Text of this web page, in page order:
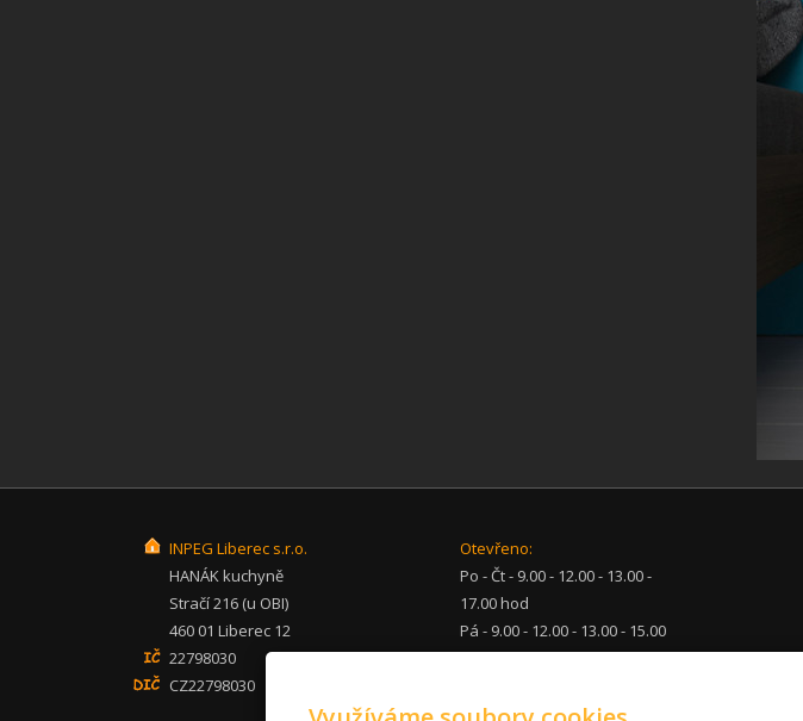
INPEG Liberec s.r.o.
HANÁK kuchyně
Stračí 216 (u OBI)
460 01 Liberec 12
22798030
CZ22798030
Otevřeno:
Po - Čt - 9.00 - 12.00 - 13.00 -
17.00 hod
Pá - 9.00 - 12.00 - 13.00 - 15.00
hod
inpeg@inpeg.cz